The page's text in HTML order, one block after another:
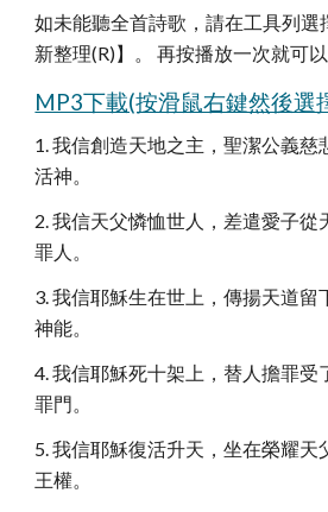
如未能聽全首詩歌，請在工具列選
新整理(R)】。 再按播放一次就可以
MP3下載(按滑鼠右鍵然後選
1. 我信創造天地之主，聖潔公義慈
活神。
2. 我信天父憐恤世人，差遣愛子從
罪人。
3. 我信耶穌生在世上，傳揚天道留
神能。
4. 我信耶穌死十架上，替人擔罪受
罪門。
5. 我信耶穌復活升天，坐在榮耀天
王權。